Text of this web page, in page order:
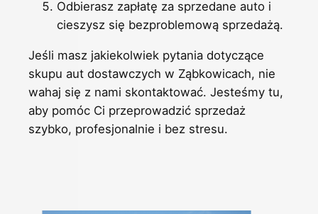
Odbierasz zapłatę za sprzedane auto i
cieszysz się bezproblemową sprzedażą.
Jeśli masz jakiekolwiek pytania dotyczące
skupu aut dostawczych w Ząbkowicach, nie
wahaj się z nami skontaktować. Jesteśmy tu,
aby pomóc Ci przeprowadzić sprzedaż
szybko, profesjonalnie i bez stresu.